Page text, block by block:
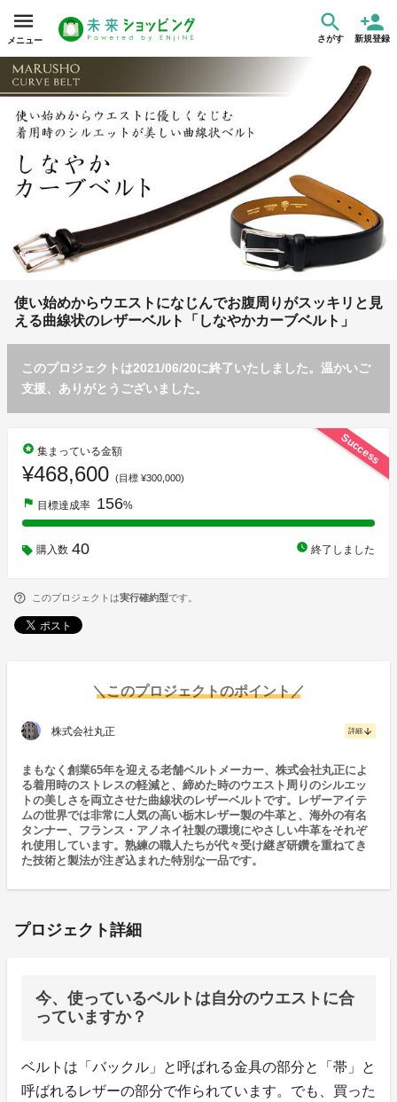
メニュー さがす 新規登録
使い始めからウエストになじんでお腹周りがスッキリと見
える曲線状のレザーベルト「しなやかカーブベルト」
このプロジェクトは2021/06/20に終了いたしました。温かいご
支援、ありがとうございました。
Success
stars 集まっている金額
¥468,600 (目標 ¥300,000)
flag 目標達成率 156%
購入数 40 watch_later 終了しました
このプロジェクトは実行確約型です。
＼このプロジェクトのポイント／
株式会社丸正 詳細 arrow_downward
まもなく創業65年を迎える老舗ベルトメーカー、株式会社丸正によ
る着用時のストレスの軽減と、締めた時のウエスト周りのシルエッ
トの美しさを両立させた曲線状のレザーベルトです。レザーアイテ
ムの世界では非常に人気の高い栃木レザー製の牛革と、海外の有名
タンナー、フランス・アノネイ社製の環境にやさしい牛革をそれぞ
れ使用しています。熟練の職人たちが代々受け継ぎ研鑽を重ねてき
た技術と製法が注ぎ込まれた特別な一品です。
プロジェクト詳細
今、使っているベルトは自分のウエストに合
っていますか？
ベルトは「バックル」と呼ばれる金具の部分と「帯」と
呼ばれるレザーの部分で作られています。でも、買った